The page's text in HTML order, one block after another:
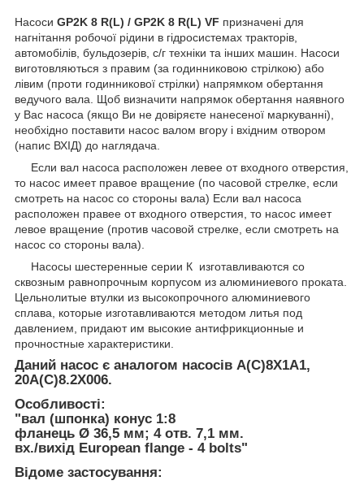
Насоси GP2K 8 R(L) / GP2K 8 R(L) VF призначені для
нагнітання робочої рідини в гідросистемах тракторів,
автомобілів, бульдозерів, с/г техніки та інших машин. Насоси
виготовляються з правим (за годинниковою стрілкою) або
лівим (проти годинникової стрілки) напрямком обертання
ведучого вала. Щоб визначити напрямок обертання наявного
у Вас насоса (якщо Ви не довіряєте нанесеної маркуванні),
необхідно поставити насос валом вгору і вхідним отвором
(напис ВХІД) до наглядача.
Если вал насоса расположен левее от входного отверстия,
то насос имеет правое вращение (по часовой cтрелке, если
смотреть на насос со стороны вала) Если вал насоса
расположен правее от входного отверстия, то насос имеет
левое вращение (против часовой стрелке, если смотреть на
насос со стороны вала).
Насосы шестеренные серии К изготавливаются со
сквозным равнопрочным корпусом из алюминиевого проката.
Цельнолитые втулки из высокопрочного алюминиевого
сплава, которые изготавливаются методом литья под
давлением, придают им высокие антифрикционные и
прочностные характеристики.
Даний насос є аналогом насосів А(C)8X1A1,
20А(C)8.2X006.
Особливості:
"вал (шпонка) конус 1:8
фланець Ø 36,5 мм; 4 отв. 7,1 мм.
вх./вихід European flange - 4 bolts"
Відоме застосування: